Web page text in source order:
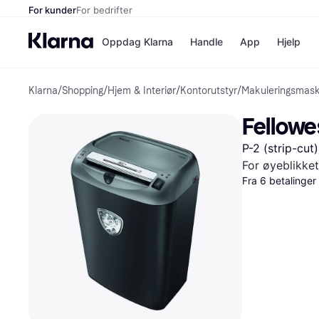
For kunderFor bedrifter
Oppdag Klarna
Betal nå
Betal i 3
Betal innen
Finansiering
Vipps
Handle
Butikker
App Hjelp
Klarna/Shopping/Hjem & Interiør/Kontorutstyr/
P-2 (strip-
For øyeblikket
Fra 6